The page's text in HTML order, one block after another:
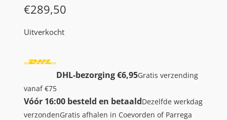
€289,50
Uitverkocht
DHL-bezorging €6,95Gratis verzending
vanaf €75
Vóór 16:00 besteld en betaaldDezelfde werkdag
verzondenGratis afhalen in Coevorden of Parrega